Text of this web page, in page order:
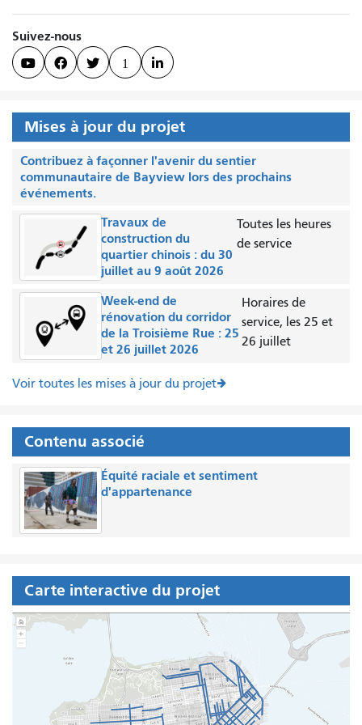
Suivez-nous
   1 
Mises à jour du projet
Contribuez à façonner l'avenir du sentier
communautaire de Bayview lors des prochains
événements.
Travaux de
construction du
quartier chinois : du 30
juillet au 9 août 2026
Toutes les heures
de service
Week-end de
rénovation du corridor
de la Troisième Rue : 25
et 26 juillet 2026
Horaires de
service, les 25 et
26 juillet
Voir toutes les mises à jour du projet
Contenu associé
Équité raciale et sentiment
d'appartenance
Carte interactive du projet